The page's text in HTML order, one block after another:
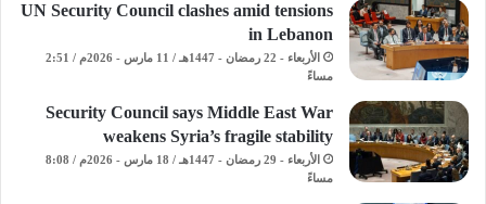
UN Security Council clashes amid tensions
in Lebanon
الأربعاء - 22 رمضان - 1447هـ / 11 مارس - 2026م / 2:51
مساءً
Security Council says Middle East War
weakens Syria’s fragile stability
الأربعاء - 29 رمضان - 1447هـ / 18 مارس - 2026م / 8:08
مساءً